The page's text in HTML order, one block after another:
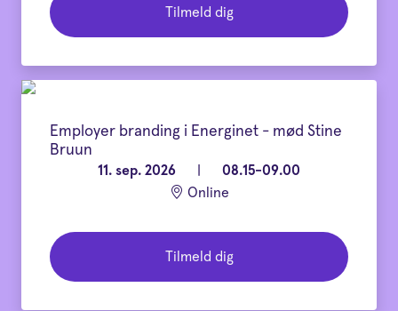
Tilmeld dig
Employer branding i Energinet - mød Stine
Bruun
11. sep. 2026
08.15-09.00
Online
Tilmeld dig